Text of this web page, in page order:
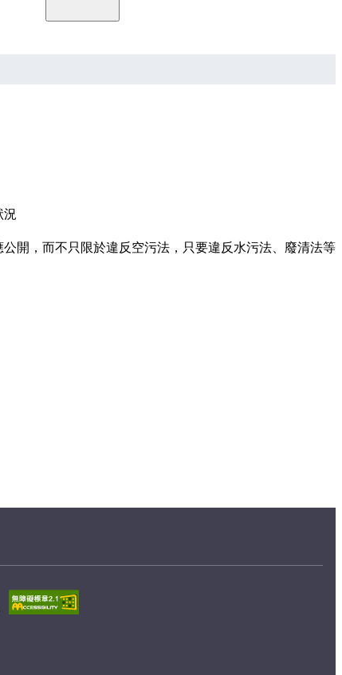
況
開，而不只限於違反空污法，只要違反水污法、廢清法等